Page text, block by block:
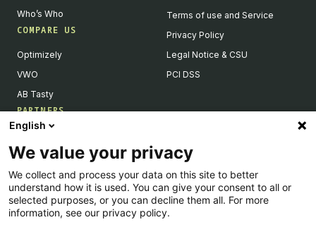
Who’s Who
COMPARE US
Optimizely
VWO
AB Tasty
PARTNERS
Our Partner Ecosystem
Become a Partner
Integrations Directory
Partners Directory
Terms of use and Service
Privacy Policy
Legal Notice & CSU
PCI DSS
English
We value your privacy
We collect and process your data on this site to better
understand how it is used. You can give your consent to all or
selected purposes, or you can decline them all. For more
information, see our privacy policy.